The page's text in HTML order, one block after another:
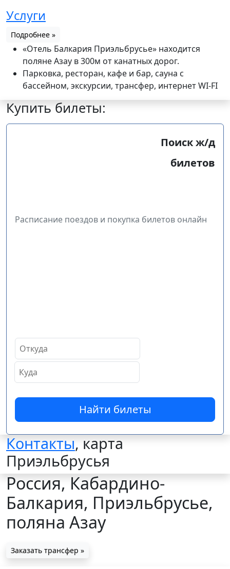
Услуги
Подробнее »
«Отель Балкария Приэльбрусье» находится
поляне Азау в 300м от канатных дорог.
Парковка, ресторан, кафе и бар, сауна с
бассейном, экскурсии, трансфер, интернет WI-FI
Купить билеты:
Поиск ж/д
билетов
Расписание поездов и покупка билетов онлайн
Найти билеты
Контакты, карта
Приэльбрусья
Россия, Кабардино-
Балкария, Приэльбрусье,
поляна Азау
Заказать трансфер »